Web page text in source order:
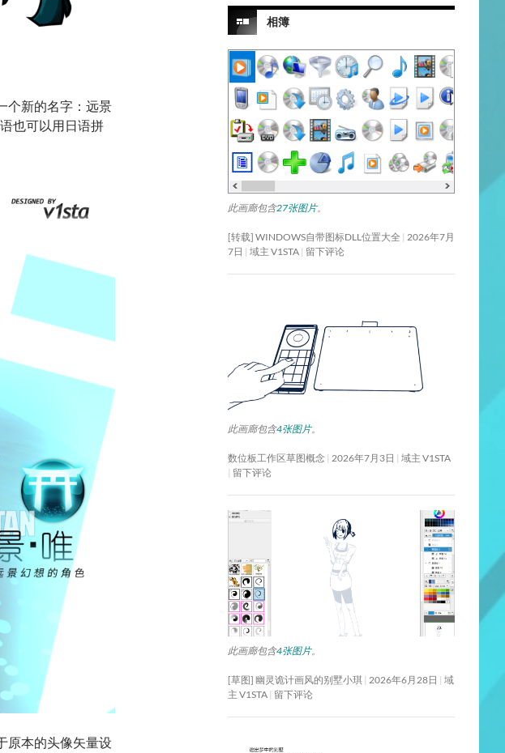
个新的名字：远景
也可以用日语拼
原本的头像矢量设
相簿
此画廊包含27张图片。
[转载] WINDOWS自带图标DLL位置大全 2026年7月
7日
域主 V1STA 留下评论
此画廊包含4张图片。
数位板工作区草图概念 2026年7月3日
域主 V1STA
留下评论
此画廊包含4张图片。
[草图] 幽灵诡计画风的别墅小琪 2026年6月28日
域
主 V1STA 留下评论